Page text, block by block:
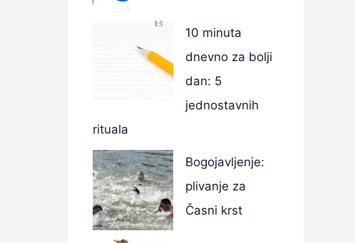
10 minuta
dnevno za bolji
dan: 5
jednostavnih
rituala
Bogojavljenje:
plivanje za
Časni krst